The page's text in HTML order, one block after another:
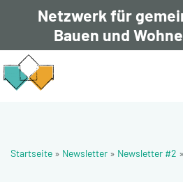
Inhalt
springen
Netzwerk für
Bauen und
Startseite » Newsletter » Newsletter #2 »